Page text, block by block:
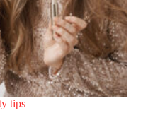
tips